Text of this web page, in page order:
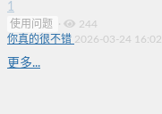
1
使用问题 ·
244
你真的很不错 2026-03-24 16:02
更多...